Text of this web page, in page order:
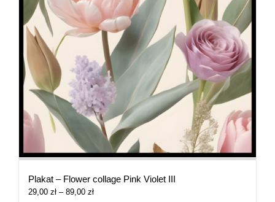
Plakat – Flower collage Pink Violet III
29,00 zł – 89,00 złZakres